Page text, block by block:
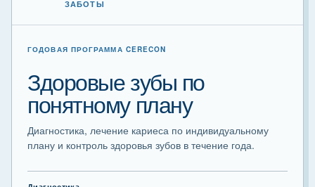
ЗАБОТЫ
ГОДОВАЯ ПРОГРАММА CERECON
Здоровые зубы по
понятному плану
Диагностика, лечение кариеса по индивидуальному
плану и контроль здоровья зубов в течение года.